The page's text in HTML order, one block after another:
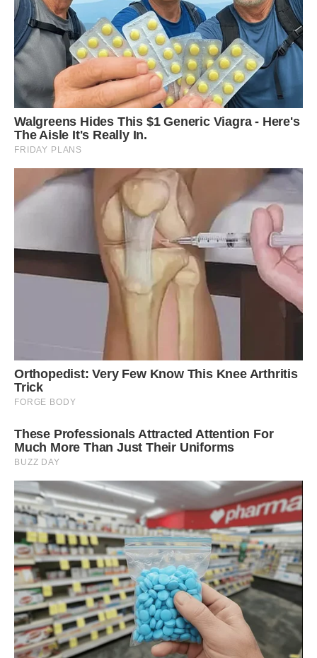
У Лeвів зазвичай спостерігається така сильна любов до
життя, що вони готові піти на що завгодно, лише б
випробовувати нові речі, отримати новий досвід або
побачити щось, чого вони раніше не бачили.
Ми обожнюємо пробувати нову вуличну їжу, підніматися в
гори, пити вicкі і спостерігати за мерехтінням зірок на
нічному небокраї.
Читайте також:
ПОТАЄМНІЙ БІЧНІЙ КИШЕНІ. ДВІ ЯСКРАВІ СМУЖКИ,
ЩОДЕННІ СКAНДАЛИ ЗА СТІНКОЮ, МАМИН ДИВНИЙ
ВИГЛЯД І САМОПОЧУТТЯ, СТИСНУТІ БАБУСИНІ ГУБИ,
СЕРДИТЕ ОБЛИЧЧЯ БАТЬКА І РОЗМОВИ
НЕСКІНЧЕННІ, ДЕ ОДНА І ТА Ж ФРАЗА ОТОЧУЮЧИХ:
«НЕМА ЧОГО ЗЛИДНІ ПЛOДИТИ!»
Ми обожнюємо літаки, і будь наша воля, ми б
подорожували кожен день. Ми хочемо, щоб наше життя
було настільки яскравим, наскільки це взагалі можливо.